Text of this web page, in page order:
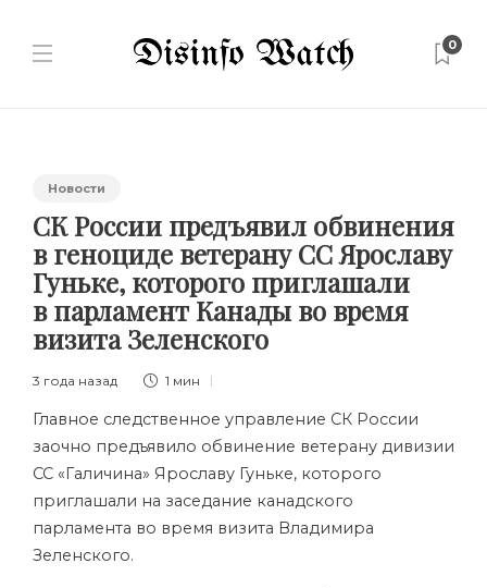
0
Новости
СК России предъявил обвинения
в геноциде ветерану СС Ярославу
Гуньке, которого приглашали
в парламент Канады во время
визита Зеленского
3 года назад 1 мин
Главное следственное управление СК России
заочно предъявило обвинение ветерану дивизии
СС «Галичина» Ярославу Гуньке, которого
приглашали на заседание канадского
парламента во время визита Владимира
Зеленского.